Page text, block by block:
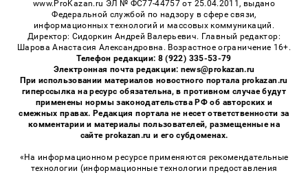
www.ProKazan.ru ЭЛ № ФС77-44757 от 25.04.2011, выдано
Федеральной службой по надзору в сфере связи,
информационных технологий и массовых коммуникаций.
Директор: Сидоркин Андрей Валерьевич. Главный редактор:
Шарова Анастасия Александровна. Возрастное ограничение 16+.
Телефон редакции: 8 (922) 335-53-79
Электронная почта редакции: news@prokazan.ru
При использовании материалов новостного портала prokazan.ru
гиперссылка на ресурс обязательна, в противном случае будут
применены нормы законодательства РФ об авторских и
смежных правах. Редакция портала не несет ответственности за
комментарии и материалы пользователей, размещенные на
сайте prokazan.ru и его субдоменах.
«На информационном ресурсе применяются рекомендательные
технологии (информационные технологии предоставления